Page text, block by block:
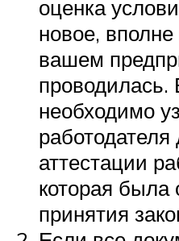
оценка
новое,
вашем
проводилась.
необходимо
аттестации
которая была
принятия